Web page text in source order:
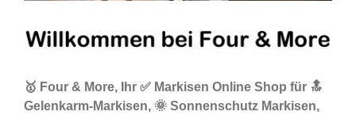
🥇 Four & More, Ihr ✅ Markisen Online Shop für 🔝
Gelenkarm-Markisen, 🌞 Sonnenschutz Markisen,